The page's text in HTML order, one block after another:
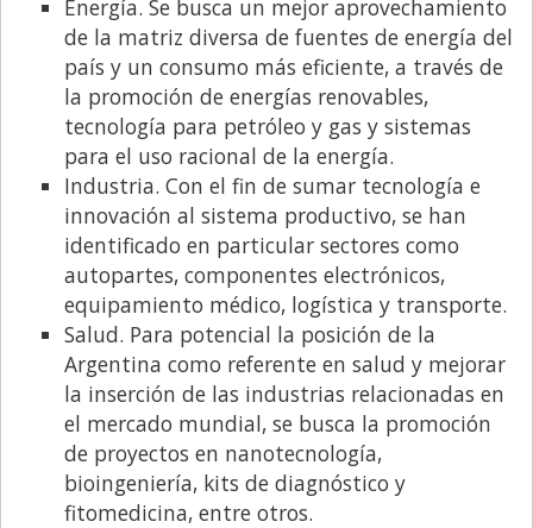
Energía. Se busca un mejor aprovechamiento
de la matriz diversa de fuentes de energía del
país y un consumo más eficiente, a través de
la promoción de energías renovables,
tecnología para petróleo y gas y sistemas
para el uso racional de la energía.
Industria. Con el fin de sumar tecnología e
innovación al sistema productivo, se han
identificado en particular sectores como
autopartes, componentes electrónicos,
equipamiento médico, logística y transporte.
Salud. Para potencial la posición de la
Argentina como referente en salud y mejorar
la inserción de las industrias relacionadas en
el mercado mundial, se busca la promoción
de proyectos en nanotecnología,
bioingeniería, kits de diagnóstico y
fitomedicina, entre otros.